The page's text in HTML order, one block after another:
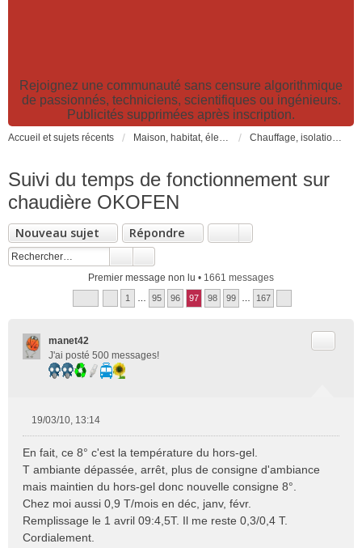
Rejoignez une communauté sans censure algorithmique
de passionnés, techniciens, scientifiques ou ingénieurs.
Publicités supprimées après inscription.
Accueil et sujets récents Maison, habitat, électricité et jardin. Travaux et bricolage. Chauffage, isolation, ventilation, VMC, refroidissement...
Suivi du temps de fonctionnement sur
chaudière OKOFEN
Nouveau sujet Répondre
Premier message non lu • 1661 messages
1 95 96 97 98 99 167
manet42
J'ai posté 500 messages!
s
s
a
g
e
19/03/10, 13:14
En fait, ce 8° c'est la température du hors-gel.
T ambiante dépassée, arrêt, plus de consigne d'ambiance
mais maintien du hors-gel donc nouvelle consigne 8°.
Chez moi aussi 0,9 T/mois en déc, janv, févr.
Remplissage le 1 avril 09:4,5T. Il me reste 0,3/0,4 T.
Cordialement.